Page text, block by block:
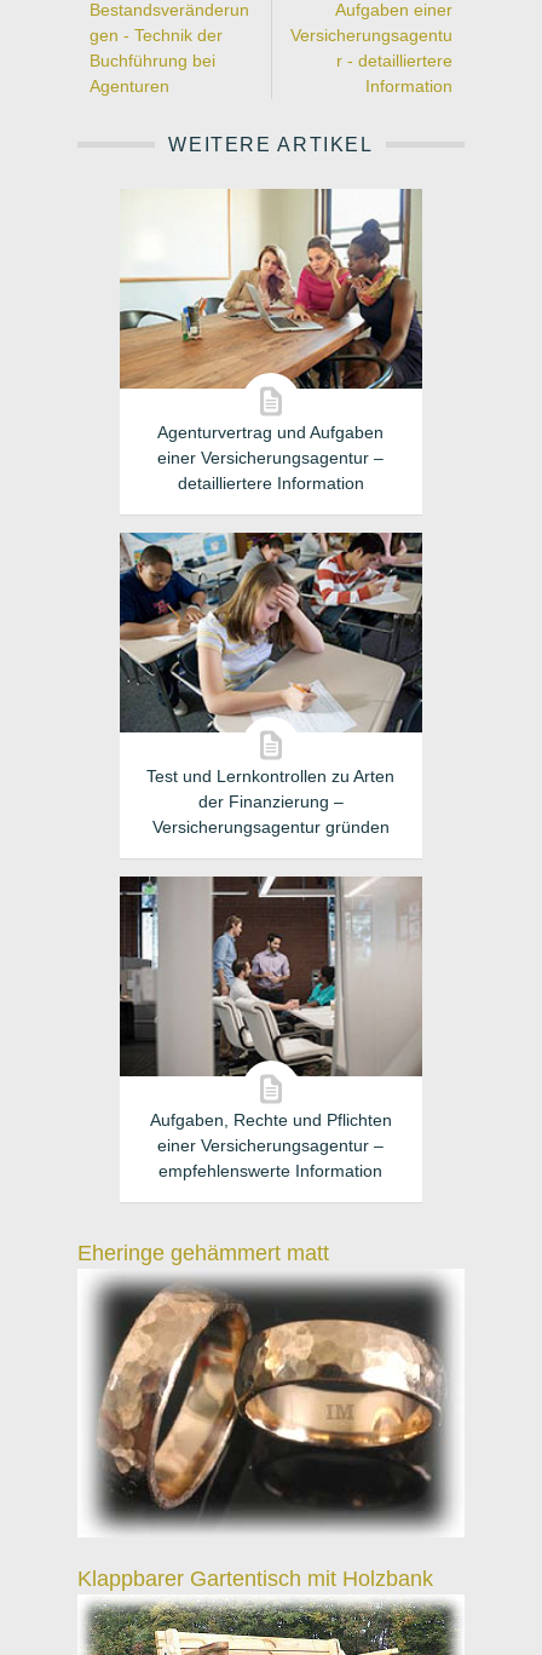
Bestandsveränderun
gen - Technik der
Buchführung bei
Agenturen
Aufgaben einer
Versicherungsagentu
r - detailliertere
Information
WEITERE ARTIKEL
Agenturvertrag und Aufgaben
einer Versicherungsagentur –
detailliertere Information
Test und Lernkontrollen zu Arten
der Finanzierung –
Versicherungsagentur gründen
Aufgaben, Rechte und Pflichten
einer Versicherungsagentur –
empfehlenswerte Information
Eheringe gehämmert matt
Klappbarer Gartentisch mit Holzbank